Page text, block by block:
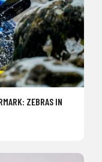
ZEBRAS IN